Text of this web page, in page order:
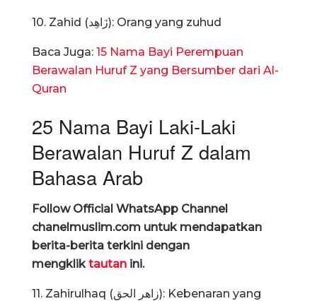
10. Zahid (زَاهِد): Orang yang zuhud
Baca Juga: 15 Nama Bayi Perempuan
Berawalan Huruf Z yang Bersumber dari Al-
Quran
25 Nama Bayi Laki-Laki
Berawalan Huruf Z dalam
Bahasa Arab
Follow Official WhatsApp Channel
chanelmuslim.com untuk mendapatkan
berita-berita terkini dengan
mengkliktautan ini.
11. Zahirulhaq (زاهر الحق): Kebenaran yang